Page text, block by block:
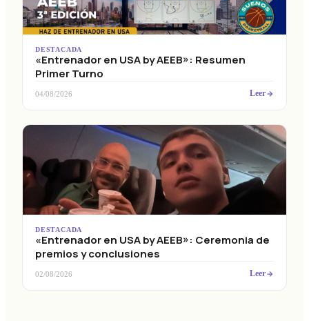
DESTACADA
«Entrenador en USA by AEEB»: Resumen
Primer Turno
04/08/2026 Leer
DESTACADA
«Entrenador en USA by AEEB»: Ceremonia de
premios y conclusiones
02/08/2026 Leer